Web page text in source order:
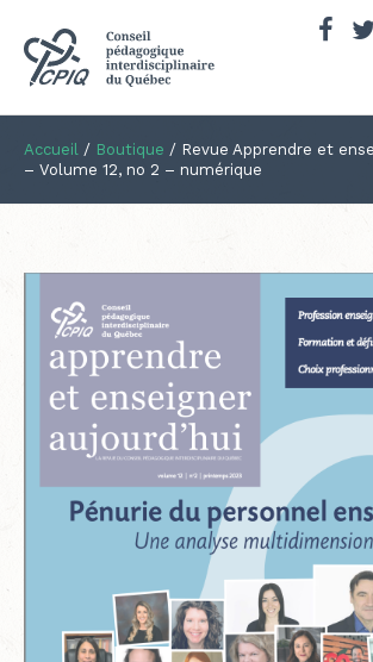
Accueil / Boutique / Revue Apprendre et
– Volume 12, no 2 – numérique
Revue
Apprendre
enseigner
aujourd'hui
Volume